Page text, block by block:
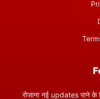
रोजाना नई updates पाने